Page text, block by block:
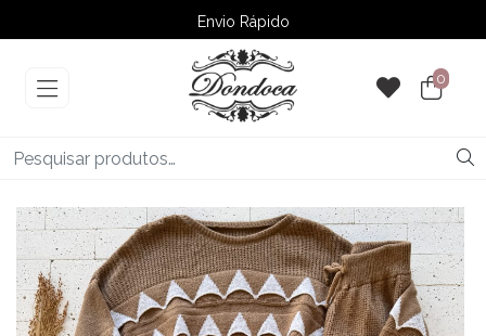
Envio Rápido
➚ Ofertas– Até 60% OFF
0